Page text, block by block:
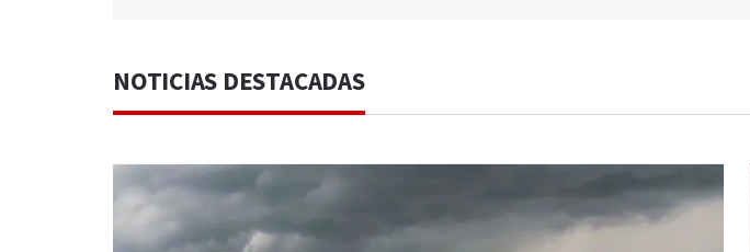
NOTICIAS DESTACADAS